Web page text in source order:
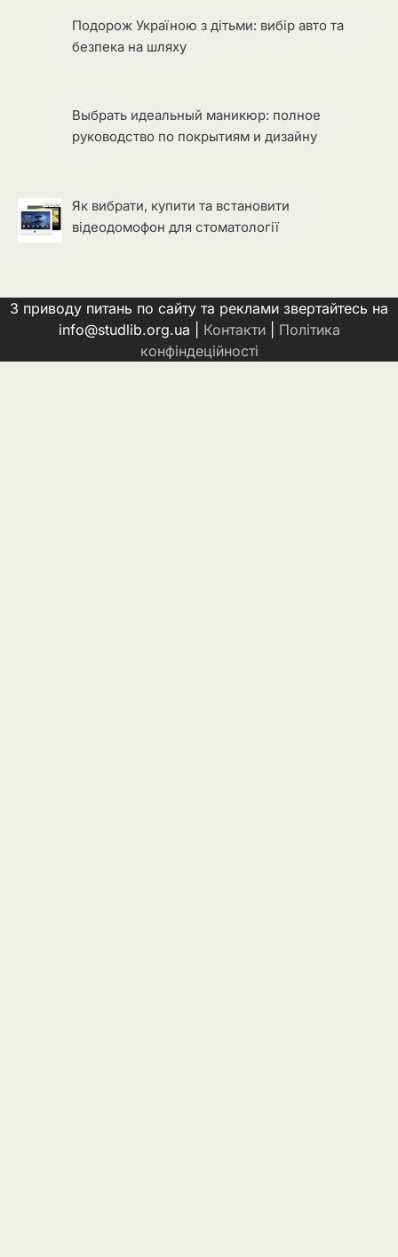
Подорож Україною з дітьми: вибір авто та
безпека на шляху
Выбрать идеальный маникюр: полное
руководство по покрытиям и дизайну
Як вибрати, купити та встановити
відеодомофон для стоматології
З приводу питань по сайту та реклами звертайтесь на
info@studlib.org.ua | Контакти| Політика
конфіндеційності